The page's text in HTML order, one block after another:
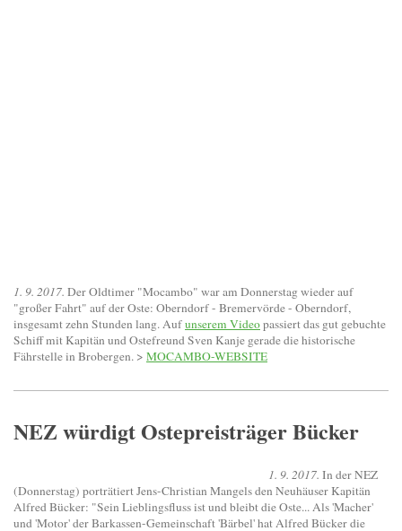
1. 9. 2017. Der Oldtimer "Mocambo" war am Donnerstag wieder auf
"großer Fahrt" auf der Oste: Oberndorf - Bremervörde - Oberndorf,
insgesamt zehn Stunden lang. Aufunserem Videopassiert das gut gebuchte
Schiff mit Kapitän und Ostefreund Sven Kanje gerade die historische
Fährstelle in Brobergen. > MOCAMBO-WEBSITE
NEZ würdigt Ostepreisträger Bücker
1. 9. 2017. In der NEZ
(Donnerstag) porträtiert Jens-Christian Mangels den Neuhäuser Kapitän
Alfred Bücker: "Sein Lieblingsfluss ist und bleibt die Oste... Als 'Macher'
und 'Motor' der Barkassen-Gemeinschaft 'Bärbel' hat Alfred Bücker die